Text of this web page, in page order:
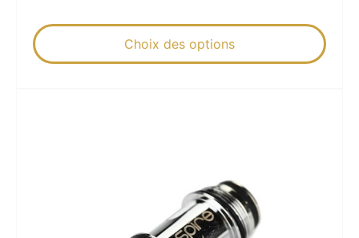
Choix des options